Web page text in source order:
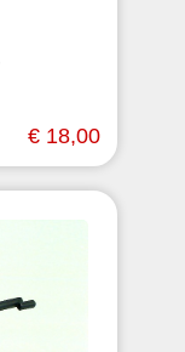
€ 18,00